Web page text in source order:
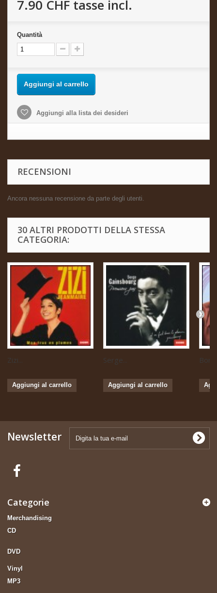
7.90 CHF tasse incl.
Quantità
Aggiungi al carrello
Aggiungi alla lista dei desideri
RECENSIONI
Ancora nessuna recensione da parte degli utenti.
30 ALTRI PRODOTTI DELLA STESSA
CATEGORIA:
Zizi...
Aggiungi al carrello
Serge...
Aggiungi al carrello
Newsletter
Categorie
Merchandising
CD
DVD
Vinyl
MP3